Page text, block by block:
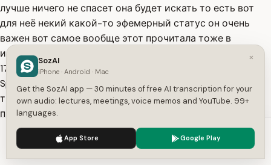
лучше ничего не спасет она будет искать то есть вот
для неё некий какой-то эфемерный статус он очень
важен вот самое вообще этот прочитала тоже в
интернете что для женщины самый лучший
17:04
Speaker A
тип мужчины это самоуверенный наглец с деньгами
причем Это вот такая связка если самоуверенный
наглец но без денег это будет просто хам и [ __ ] если
это человек просто с деньгами Он просто олень там не
знаю хомяк его можно
We use cookies to enhance your experience.
×
SozAI
iPhone · Android · Mac
Get the SozAI app — 30 minutes of free AI transcription for your
own audio: lectures, meetings, voice memos and YouTube. 99+
languages.
App Store Google Play